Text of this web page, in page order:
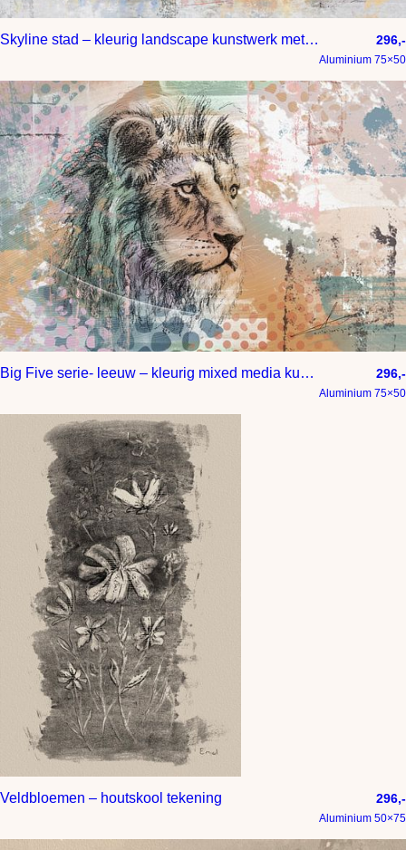
Skyline stad – kleurig landscape kunstwerk met ondergaande zon 296,-
Aluminium 75×50
Big Five serie- leeuw – kleurig mixed media kunstwerk 296,-
Aluminium 75×50
Veldbloemen – houtskool tekening 296,-
Aluminium 50×75